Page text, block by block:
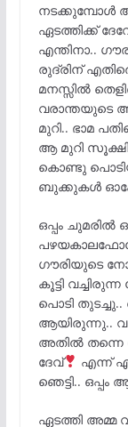
നടക്കുമ്പോൾ
ഏടത്തിക്ക്
എന്തിനാ..
രുദ്രിന്
മനസ്സിൽ
വരാന്തയുടെ
മുറി.. ഭാമ
ആ മുറി
കൊണ്ടു
ബുക്കുകൾ
ഒപ്പം ചുമരിൽ
ഗൗരിയുടെ
കൂട്ടി
പൊടി
ആയിരുന്നു..
അതിൽ തന്നെ
ദേവ്
എന്ന്
ഞെട്ടി..
ഏടത്തി അമ്മ